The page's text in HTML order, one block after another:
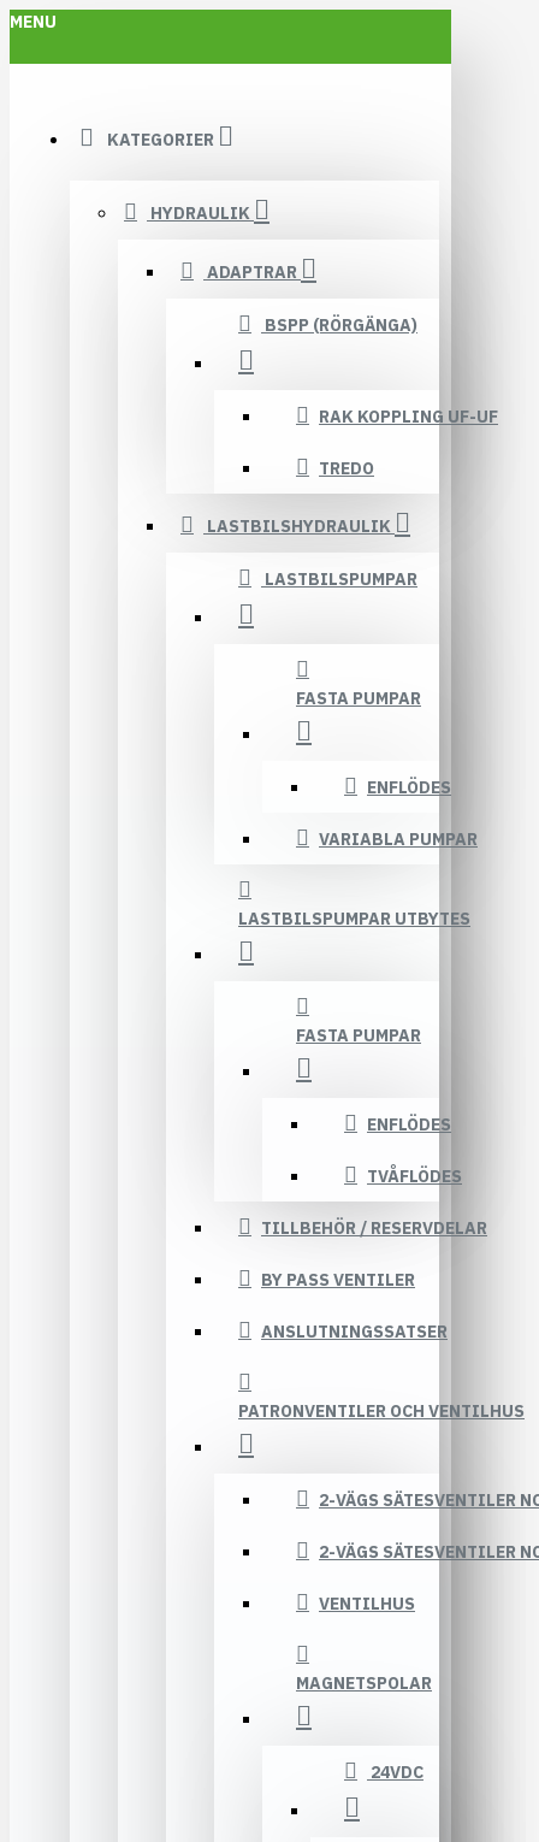
MENU
KATEGORIER
HYDRAULIK
ADAPTRAR
BSPP (RÖRGÄNGA)
RAK KOPPLING UF-UF
TREDO
LASTBILSHYDRAULIK
LASTBILSPUMPAR
FASTA PUMPAR
ENFLÖDES
VARIABLA PUMPAR
LASTBILSPUMPAR UTBYTES
FASTA PUMPAR
ENFLÖDES
TVÅFLÖDES
TILLBEHÖR / RESERVDELAR
BY PASS VENTILER
ANSLUTNINGSSATSER
PATRONVENTILER OCH VENTILHUS
2-VÄGS SÄTESVENTILER
2-VÄGS SÄTESVENTILER
VENTILHUS
MAGNETSPOLAR
24VDC